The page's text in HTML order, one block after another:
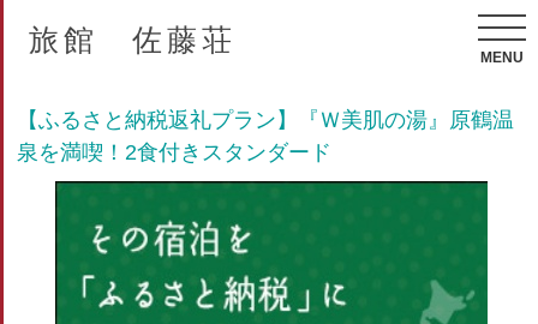
旅館 佐藤荘
MENU
【ふるさと納税返礼プラン】『Ｗ美肌の湯』原鶴温
泉を満喫！2食付きスタンダード